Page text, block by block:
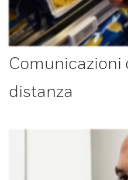
Comunicazioni
distanza